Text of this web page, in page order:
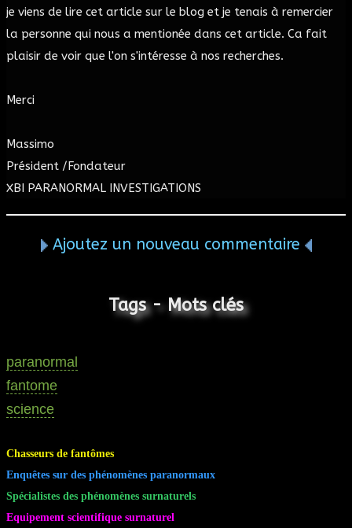
je viens de lire cet article sur le blog et je tenais à remercier
la personne qui nous a mentionée dans cet article. Ca fait
plaisir de voir que l'on s'intéresse à nos recherches.
Merci
Massimo
Président /Fondateur
XBI PARANORMAL INVESTIGATIONS
Ajoutez un nouveau commentaire
Tags - Mots clés
paranormal
fantome
science
Chasseurs de fantômes
Enquêtes sur des phénomènes paranormaux
Spécialistes des phénomènes surnaturels
Equipement scientifique surnaturel